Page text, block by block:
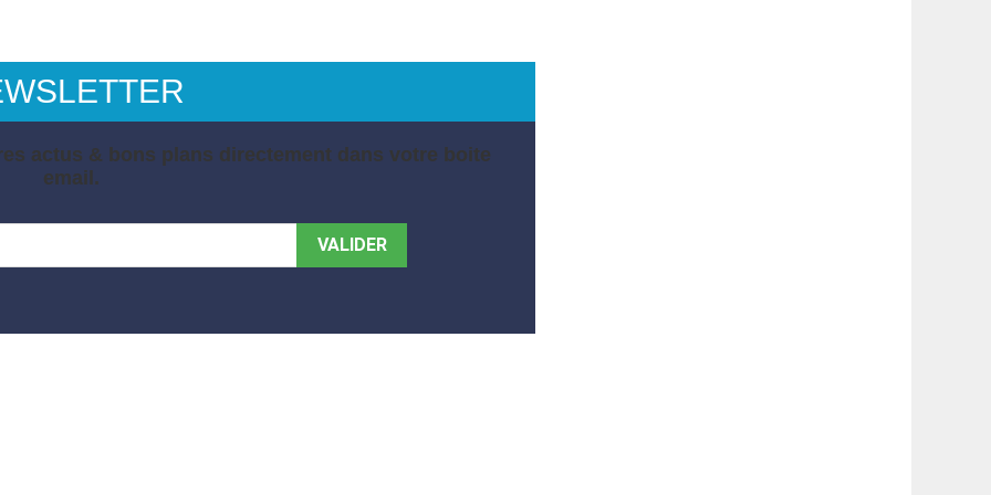
actus & bons plans directement dans votre boite
email.